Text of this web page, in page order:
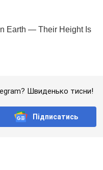
Швиденько тисни!
Підписатись